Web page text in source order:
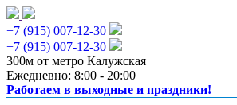
+7 (915) 007-12-30
+7 (915) 007-12-30
300м от метро Калужская
Ежедневно: 8:00 - 20:00
Работаем в выходные и праздники!